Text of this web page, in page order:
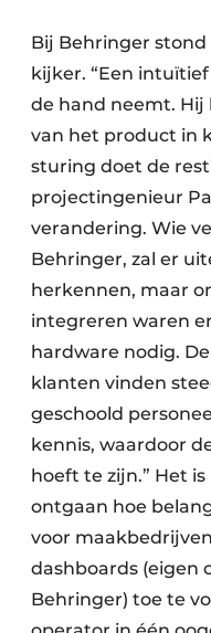
Bij Behringer
kijker. “Een
de hand neemt.
van het product in
sturing doet de
projectingenieur
verandering. Wie
Behringer, zal er
herkennen, maar
integreren waren
hardware nodig.
klanten vinden
geschoold
kennis, waardoor
hoeft te zijn.” Het
ontgaan hoe
voor
dashboards (eigen
Behringer) toe te